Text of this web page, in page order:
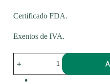
Certificado FDA.
Exentos de IVA.
redondos
de
bagazo